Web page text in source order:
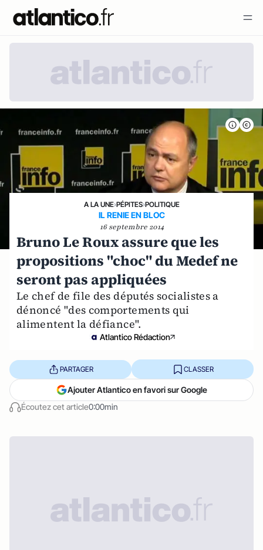
A LA UNE›PÉPITES›POLITIQUE
IL RENIE EN BLOC
16 septembre 2014
Bruno Le Roux assure que les
propositions "choc" du Medef ne
seront pas appliquées
Le chef de file des députés socialistes a
dénoncé "des comportements qui
alimentent la défiance".
Atlantico Rédaction
Écoutez cet article0:00min
PARTAGER CLASSER
Ajouter Atlantico en favori sur Google